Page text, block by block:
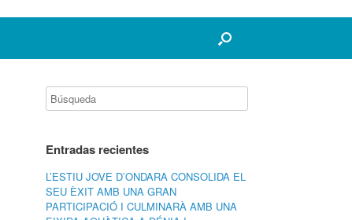
Entradas recientes
L’ESTIU JOVE D’ONDARA CONSOLIDA EL
SEU ÈXIT AMB UNA GRAN
PARTICIPACIÓ I CULMINARÀ AMB UNA